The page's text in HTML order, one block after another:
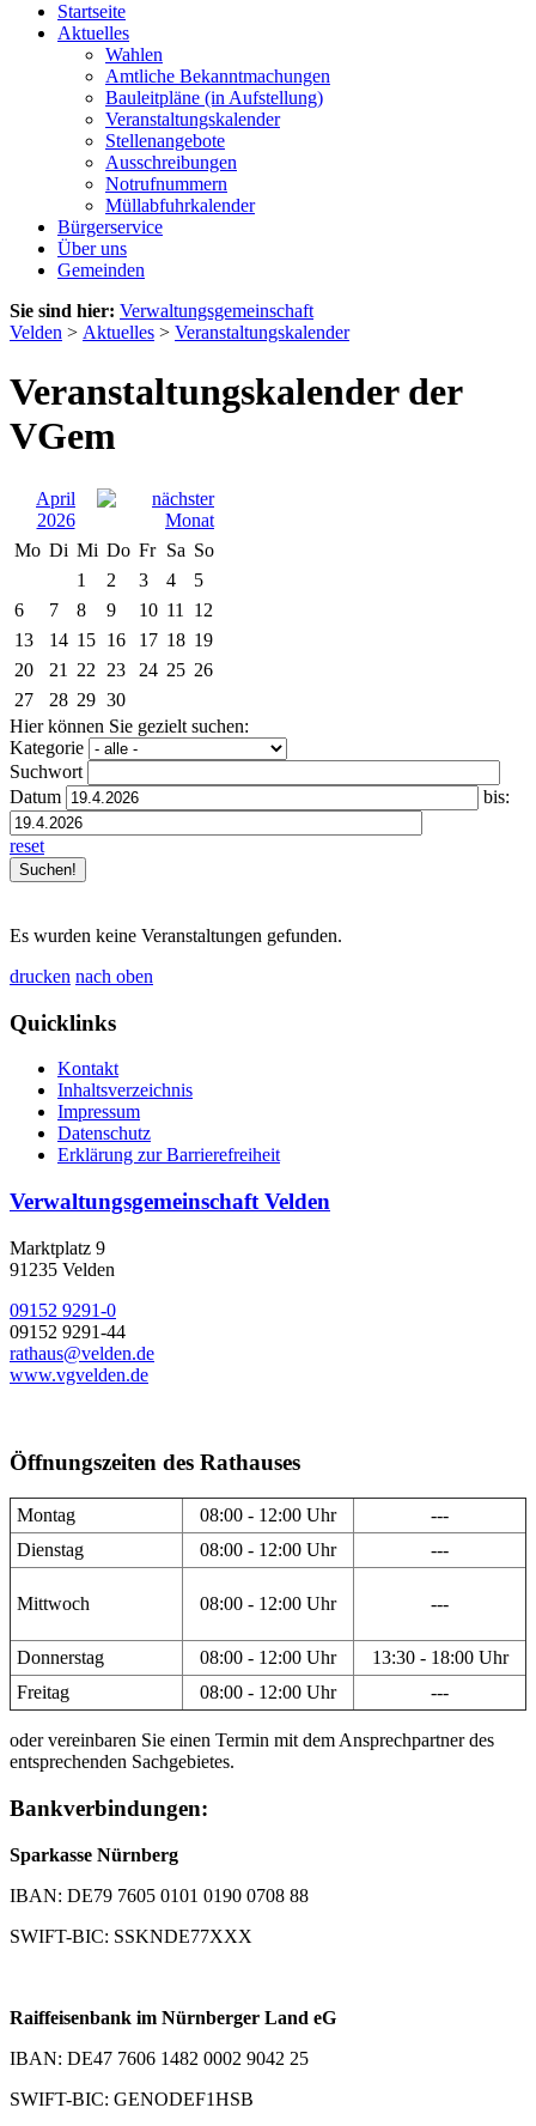
Startseite
Aktuelles
Wahlen
Amtliche Bekanntmachungen
Bauleitpläne (in Aufstellung)
Veranstaltungskalender
Stellenangebote
Ausschreibungen
Notrufnummern
Müllabfuhrkalender
Bürgerservice
Über uns
Gemeinden
Sie sind hier: Verwaltungsgemeinschaft
Velden > Aktuelles > Veranstaltungskalender
Veranstaltungskalender der
VGem
April
2026
Mo Di Mi Do Fr Sa So
1
2 3 4
5
6
7 8 9 10 11
12
13
14 15 16 17 18 19
20
21 22 23 24 25 26
27
28 29 30
Hier können Sie gezielt suchen:
Kategorie
Suchwort
Datum
bis:
reset
Es wurden keine Veranstaltungen gefunden.
drucken nach oben
Quicklinks
Kontakt
Inhaltsverzeichnis
Impressum
Datenschutz
Erklärung zur Barrierefreiheit
Verwaltungsgemeinschaft Velden
Marktplatz 9
91235 Velden
09152 9291-0
09152 9291-44
rathaus@velden.de
www.vgvelden.de
Öffnungszeiten des Rathauses
Montag 08:00 - 12:00 Uhr
---
Dienstag
08:00 - 12:00 Uhr ---
Mittwoch 08:00 - 12:00 Uhr ---
Donnerstag 08:00 - 12:00 Uhr
13:30 - 18:00 Uhr
Freitag
08:00 - 12:00 Uhr ---
oder vereinbaren Sie einen Termin mit dem Ansprechpartner des
entsprechenden Sachgebietes.
Bankverbindungen:
Sparkasse Nürnberg
IBAN: DE79 7605 0101 0190 0708 88
SWIFT-BIC: SSKNDE77XXX
Raiffeisenbank im Nürnberger Land eG
IBAN: DE47 7606 1482 0002 9042 25
SWIFT-BIC: GENODEF1HSB